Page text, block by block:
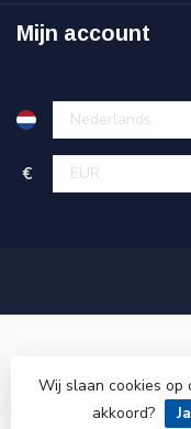
Mijn account
€
©
Wij slaan cookies op
akkoord?
Ja